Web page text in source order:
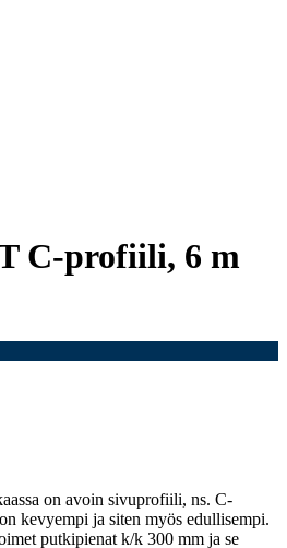
C-profiili, 6 m
on avoin sivuprofiili, ns. C-
kevyempi ja siten myös edullisempi.
putkipienat k/k 300 mm ja se